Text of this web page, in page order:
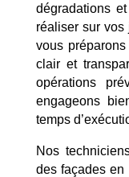
dégradations
réaliser sur
vous
clair et
opérations
engageons
temps
Nos
des façades en